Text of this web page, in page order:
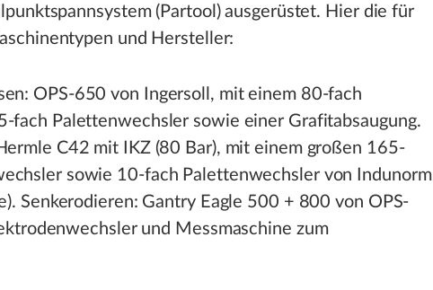
(Partool) ausgerüstet. Hier die für
und Hersteller:
OPS-650 von Ingersoll, mit einem 80-fach
fach Palettenwechsler sowie einer Grafitabsaugung.
C42 mit IKZ (80 Bar), mit einem großen 165-
sowie 10-fach Palettenwechsler von Indunorm
Senkerodieren: Gantry Eagle 500 + 800 von OPS-
und Messmaschine zum